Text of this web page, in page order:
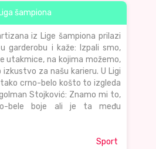
šampiona
iz Lige šampiona prilazi
garderobu i kaže: Izpali smo,
utakmice, na kojima možemo,
za našu karieru. U Ligi
crno-belo košto to izgleda
Stojković: Znamo mi to,
bele boje ali je ta među
Sport